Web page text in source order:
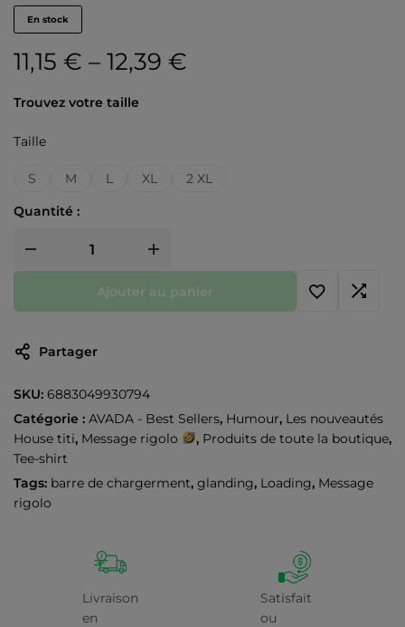
En stock
11,15 € – 12,39 €
Trouvez votre taille
Taille
S M L XL 2 XL
Quantité :
Ajouter au panier
Partager
SKU: 6883049930794
Catégorie : AVADA - Best Sellers, Humour, Les nouveautés
House titi, Message rigolo , Produits de toute la boutique,
Tee-shirt
Tags: barre de chargerment, glanding, Loading, Message
rigolo
Livraison
en
Satisfait
ou